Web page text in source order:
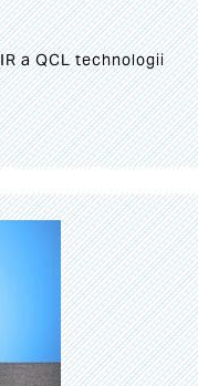
a QCL technologii